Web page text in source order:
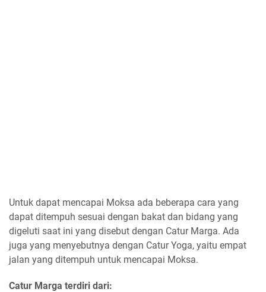
Untuk dapat mencapai Moksa ada beberapa cara yang
dapat ditempuh sesuai dengan bakat dan bidang yang
digeluti saat ini yang disebut dengan Catur Marga. Ada
juga yang menyebutnya dengan Catur Yoga, yaitu empat
jalan yang ditempuh untuk mencapai Moksa.
Catur Marga terdiri dari: